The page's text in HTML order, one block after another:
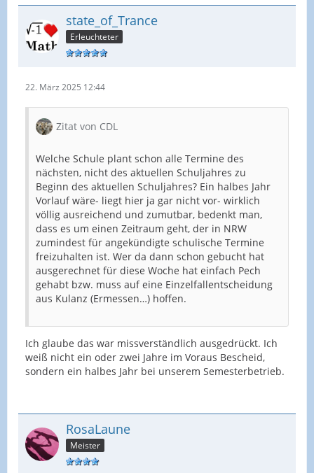
state_of_Trance
Erleuchteter
22. März 2025 12:44
Zitat von CDL
Welche Schule plant schon alle Termine des
nächsten, nicht des aktuellen Schuljahres zu
Beginn des aktuellen Schuljahres? Ein halbes Jahr
Vorlauf wäre- liegt hier ja gar nicht vor- wirklich
völlig ausreichend und zumutbar, bedenkt man,
dass es um einen Zeitraum geht, der in NRW
zumindest für angekündigte schulische Termine
freizuhalten ist. Wer da dann schon gebucht hat
ausgerechnet für diese Woche hat einfach Pech
gehabt bzw. muss auf eine Einzelfallentscheidung
aus Kulanz (Ermessen…) hoffen.
Ich glaube das war missverständlich ausgedrückt. Ich
weiß nicht ein oder zwei Jahre im Voraus Bescheid,
sondern ein halbes Jahr bei unserem Semesterbetrieb.
RosaLaune
Meister